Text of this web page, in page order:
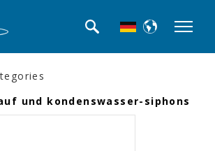
und kondenswasser-siphons